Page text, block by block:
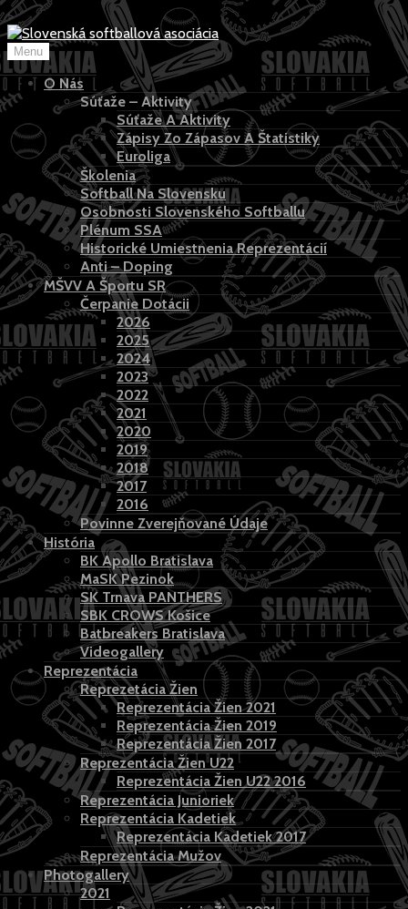
>
Skip
to
content
Menu
O Nás
Súťaže – Aktivity
Súťaže A Aktivity
Zápisy Zo Zápasov A Štatistiky
Euroliga
Školenia
Softball Na Slovensku
Osobnosti Slovenského Softballu
Plénum SSA
Historické Umiestnenia Reprezentácií
Anti – Doping
MŠVV A Športu SR
Čerpanie Dotácii
2026
2025
2024
2023
2022
2021
2020
2019
2018
2017
2016
Povinne Zverejňované Údaje
História
BK Apollo Bratislava
MaSK Pezinok
SK Trnava PANTHERS
SBK CROWS Košice
Batbreakers Bratislava
Videogallery
Reprezentácia
Reprezetácia Žien
Reprezentácia Žien 2021
Reprezentácia Žien 2019
Reprezentácia Žien 2017
Reprezentácia Žien U22
Reprezentácia Žien U22 2016
Reprezentácia Junioriek
Reprezentácia Kadetiek
Reprezentácia Kadetiek 2017
Reprezentácia Mužov
Photogallery
2021